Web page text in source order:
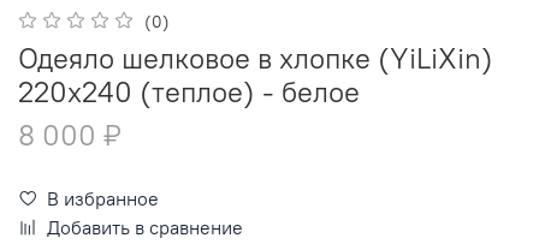
(0)
Одеяло шелковое в хлопке (YiLiXin)
220x240 (теплое) - белое
8 000 ₽
В избранное
Добавить в сравнение